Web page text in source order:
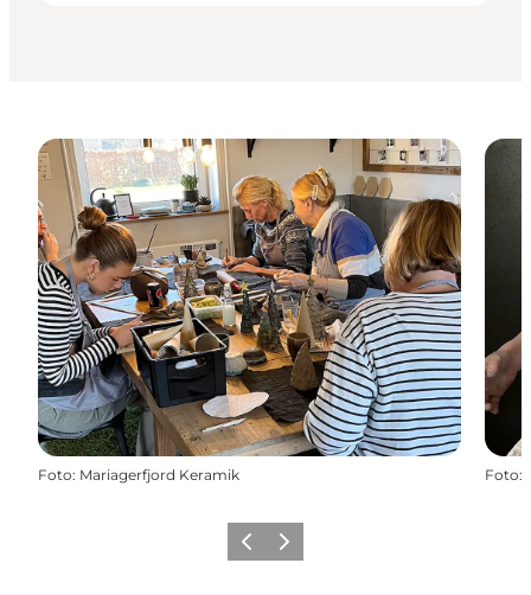
Foto: Mariagerfjord Keramik Foto:
Vorherige Folie
Nächste Folie